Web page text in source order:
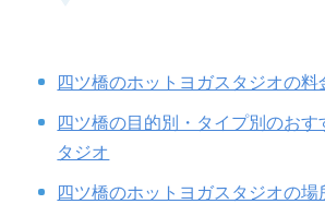
四ツ橋のホットヨガスタジオの料
四ツ橋の目的別・タイプ別のおす
タジオ
四ツ橋のホットヨガスタジオの場